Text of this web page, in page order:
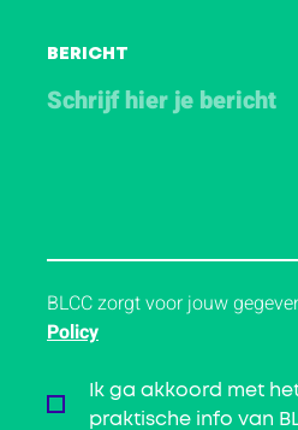
BERICHT
BLCC zorgt voor jouw
Policy
Ik ga akkoord met
praktische info van